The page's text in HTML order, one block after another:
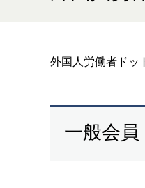
外国人労働者ドッ
一般会員